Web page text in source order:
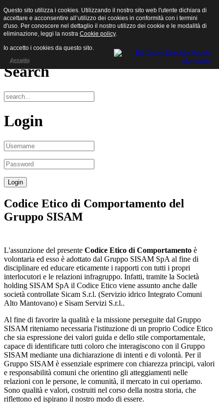
Sisam S.p.a.
Menu
Search
Login
Codice Etico di Comportamento del
Gruppo SISAM
L'assunzione del presente Codice Etico di Comportamento è
volontaria ed esso è adottato dal Gruppo SISAM SpA al fine di
disciplinare ed educare eticamente i rapporti con tutti i propri
interlocutori e le relazioni infragruppo. Infatti, tramite la Società
holding SISAM SpA il Codice Etico viene assunto anche dalle
società controllate Sicam S.r.l. (Servizio idrico Integrato Comuni
Alto Mantovano) e Sisam Servizi S.r.l..
Al fine di favorire la qualità e la missione perseguite dal Gruppo
SISAM riteniamo necessaria l'istituzione di un proprio Codice Etico
che sia espressione dei valori guida e dello stile comportamentale,
capace di identificare tutti coloro che interagiscono con il Gruppo
SISAM mediante una dichiarazione di intenti e di volontà. Per il
Gruppo SISAM è essenziale esprimere con chiarezza principi, valori
e responsabilità comuni che orientino gli atteggiamenti nelle
relazioni con le persone, le comunità, il mercato in cui operiamo.
Sono qualità e valori, costruiti nel corso della nostra storia, che
riflettono ed ispirano il nostro modo di essere.
Questo sito utilizza i cookies. Utilizzando il nostro sito web l'utente dichiara di
accettare e acconsentire all’utilizzo dei cookies in conformità con i termini
d'uso. Per conoscere nel dettaglio il nostro utilizzo dei cookie e le modalità di
eliminazione, leggi la nostra Cookie policy.
Io accetto i cookies da questo sito.
Accetto